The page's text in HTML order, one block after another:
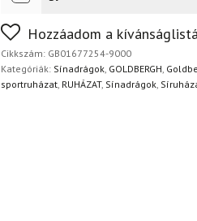
FoxPost
Nem biztos a választásában?
napon belül, indoklás nélkül.
Hozzáadom a
Cikkszám: GB01677254-9000
Kategóriák: Sínadrágok, GOLDBERGH,
sportruházat, RUHÁZAT, Sínadrágok,